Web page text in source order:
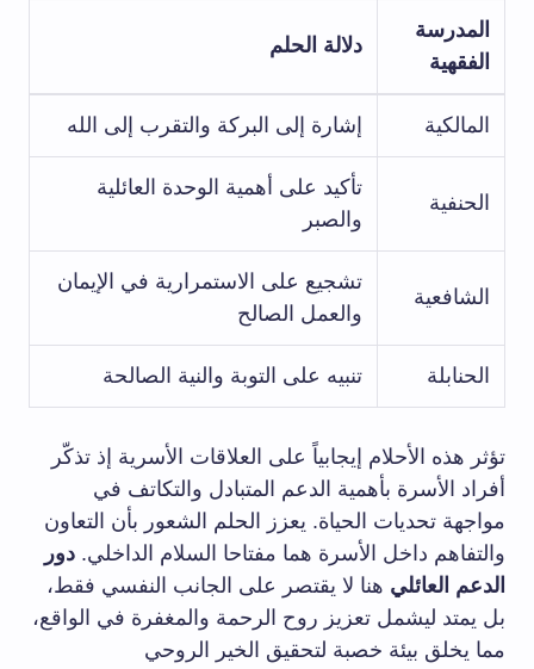
المدرسة
الفقهية
دلالة الحلم
المالكية إشارة إلى البركة والتقرب إلى الله
الحنفية
تأكيد على أهمية الوحدة العائلية
والصبر
الشافعية
تشجيع على الاستمرارية في الإيمان
والعمل الصالح
الحنابلة تنبيه على التوبة والنية الصالحة
تؤثر هذه الأحلام إيجابياً على العلاقات الأسرية إذ تذكّر
أفراد الأسرة بأهمية الدعم المتبادل والتكاتف في
مواجهة تحديات الحياة. يعزز الحلم الشعور بأن التعاون
والتفاهم داخل الأسرة هما مفتاحا السلام الداخلي. دور
الدعم العائلي هنا لا يقتصر على الجانب النفسي فقط،
بل يمتد ليشمل تعزيز روح الرحمة والمغفرة في الواقع،
مما يخلق بيئة خصبة لتحقيق الخير الروحي